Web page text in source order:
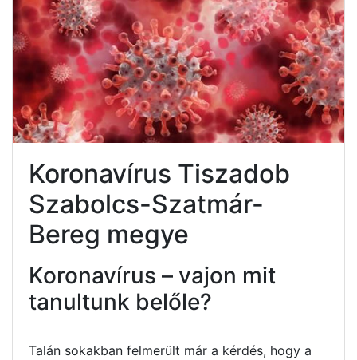
Koronavírus Tiszadob
Szabolcs-Szatmár-
Bereg megye
Koronavírus – vajon mit
tanultunk belőle?
Talán sokakban felmerült már a kérdés, hogy a